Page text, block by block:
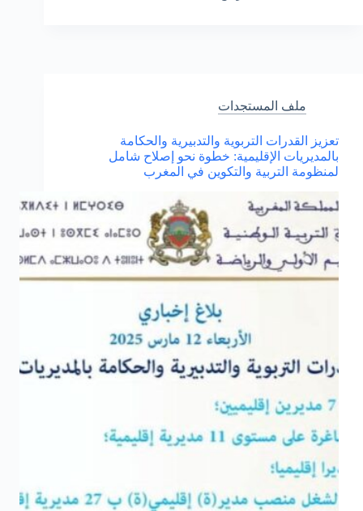
ملف المستجدات
تعزيز القدرات التربوية والتدبيرية والحكامة
بالمديريات الإقليمية: خطوة نحو إصلاح شامل
لمنظومة التربية والتكوين في المغرب